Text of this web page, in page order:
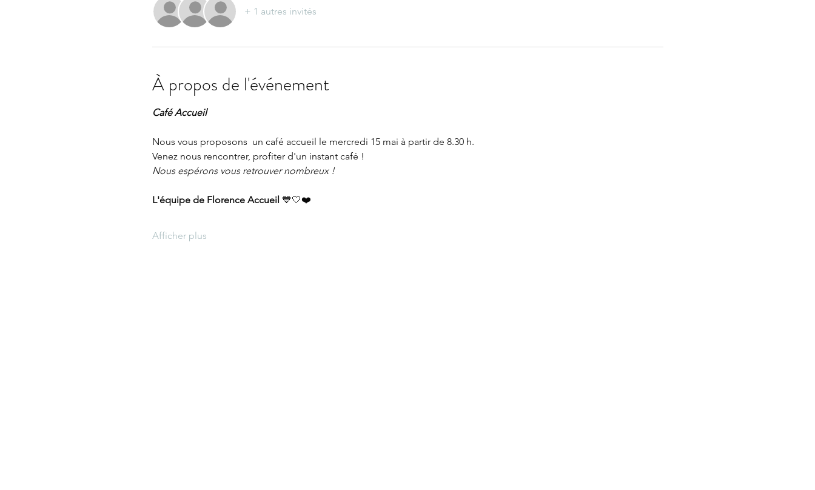
+ 1 autres invités
À propos de l'événement
Café Accueil
Nous vous proposons  un café accueil le mercredi 15 mai à partir de 8.30 h.
Venez nous rencontrer, profiter d'un instant café !
Nous espérons vous retrouver nombreux !
L'équipe de Florence Accueil 💙🤍❤️
Afficher plus